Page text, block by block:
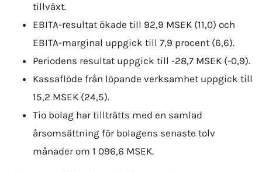
tillväxt.
EBITA-resultat ökade till 92,9 MSEK (11,0) och
EBITA-marginal uppgick till 7,9 procent (6,6).
Periodens resultat uppgick till -28,7 MSEK (-0,9).
Kassaflöde från löpande verksamhet uppgick till
15,2 MSEK (24,5).
Tio bolag har tillträtts med en samlad
årsomsättning för bolagens senaste tolv
månader om 1 096,6 MSEK.